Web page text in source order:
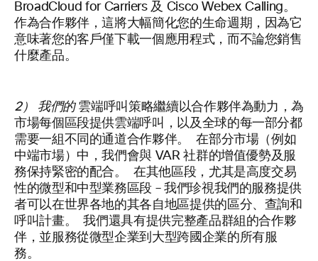
BroadCloud for Carriers 及 Cisco Webex Calling。
作為合作夥伴，這將大幅簡化您的生命週期，因為它
意味著您的客戶僅下載一個應用程式，而不論您銷售
什麼產品。
2） 我們的 雲端呼叫策略繼續以合作夥伴為動力，為
市場每個區段提供雲端呼叫，以及全球的每一部分都
需要一組不同的通道合作夥伴。 在部分市場（例如
中端市場）中，我們會與 VAR 社群的增值優勢及服
務保持緊密的配合。 在其他區段，尤其是高度交易
性的微型和中型業務區段 – 我們珍視我們的服務提供
者可以在世界各地的其各自地區提供的區分、查詢和
呼叫計畫。 我們還具有提供完整產品群組的合作夥
伴，並服務從微型企業到大型跨國企業的所有服
務。